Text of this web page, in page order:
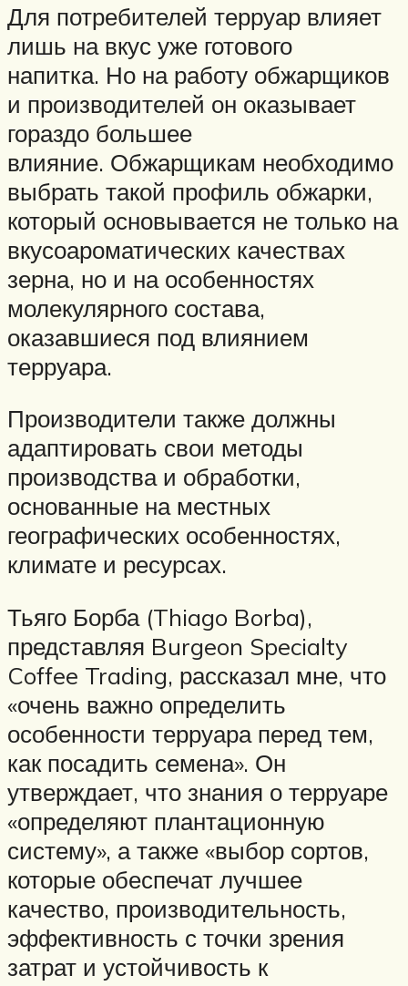
Для потребителей терруар влияет
лишь на вкус уже готового
напитка. Но на работу обжарщиков
и производителей он оказывает
гораздо большее
влияние. Обжарщикам необходимо
выбрать такой профиль обжарки,
который основывается не только на
вкусоароматических качествах
зерна, но и на особенностях
молекулярного состава,
оказавшиеся под влиянием
терруара.
Производители также должны
адаптировать свои методы
производства и обработки,
основанные на местных
географических особенностях,
климате и ресурсах.
Тьяго Борба (Thiago Borba),
представляя Burgeon Specialty
Coffee Trading, рассказал мне, что
«очень важно определить
особенности терруара перед тем,
как посадить семена». Он
утверждает, что знания о терруаре
«определяют плантационную
систему», а также «выбор сортов,
которые обеспечат лучшее
качество, производительность,
эффективность с точки зрения
затрат и устойчивость к